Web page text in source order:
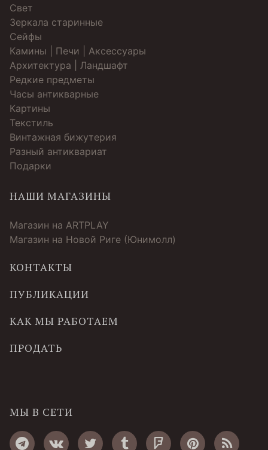
Свет
Зеркала старинные
Cейфы
Камины | Печи | Аксессуары
Архитектура | Ландшафт
Редкие предметы
Часы антикварные
Картины
Текстиль
Винтажная бижутерия
Разный антиквариат
Подарки
НАШИ МАГАЗИНЫ
Магазин на ARTPLAY
Магазин на Новой Риге (Юнимолл)
КОНТАКТЫ
ПУБЛИКАЦИИ
КАК МЫ РАБОТАЕМ
ПРОДАТЬ
МЫ В СЕТИ